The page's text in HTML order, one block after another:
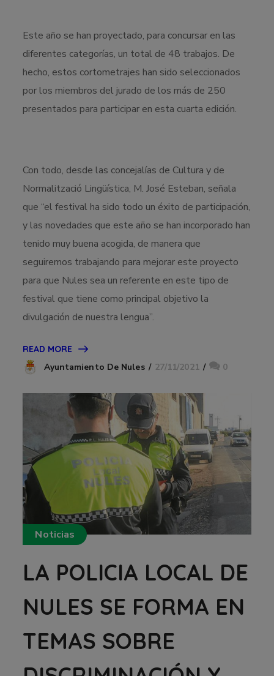
Este año se han proyectado, para concursar en las
diferentes categorías, un total de 48 trabajos. De
hecho, estos cortometrajes han sido seleccionados
por los miembros del jurado de los más de 250
presentados para participar en esta cuarta edición.
Con todo, desde las concejalías de Cultura y de
Normalització Lingüística, M. José Esteban, señala
que “el festival ha sido todo un éxito de participación,
y las novedades que este año se han incorporado han
tenido muy buena acogida, de manera que
seguiremos trabajando para mejorar este proyecto
para que Nules sea un referente en este tipo de
festival que tiene como principal objetivo la
divulgación de nuestra lengua”.
READ MORE
Ayuntamiento De Nules 27/11/2021 0
Noticias
LA POLICIA LOCAL DE
NULES SE FORMA EN
TEMAS SOBRE